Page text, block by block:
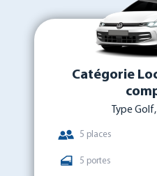
Catégorie
Type
5 places
5 portes